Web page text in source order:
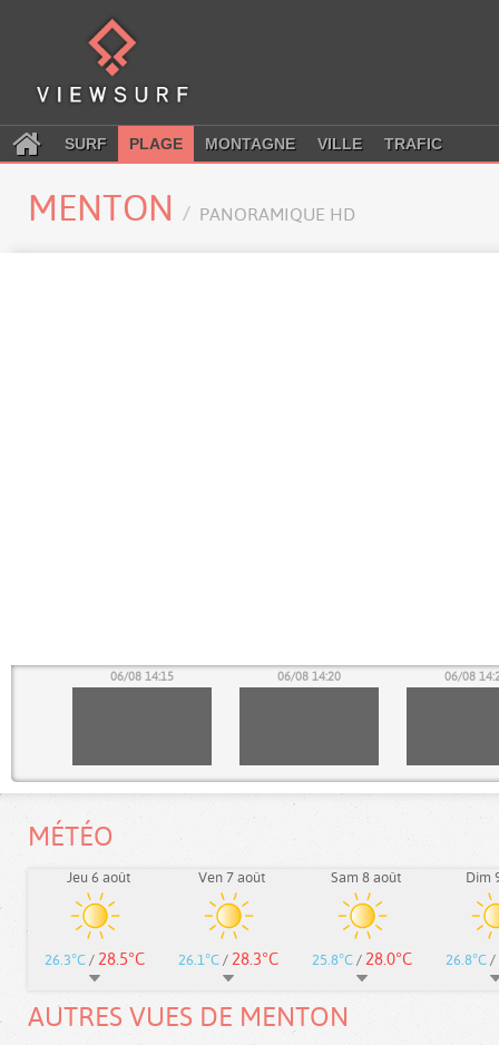
SURF PLAGE MONTAGNE VILLE TRAFIC
MENTON PANORAMIQUE HD
06/08 14:15 06/08 14:20 06/08
MÉTÉO
Jeu 6 août
26.3°C / 28.5°C
Ven 7 août
26.1°C / 28.3°C
Sam 8 août
25.8°C / 28.0°C
Dim
26.8°C /
AUTRES VUES DE MENTON